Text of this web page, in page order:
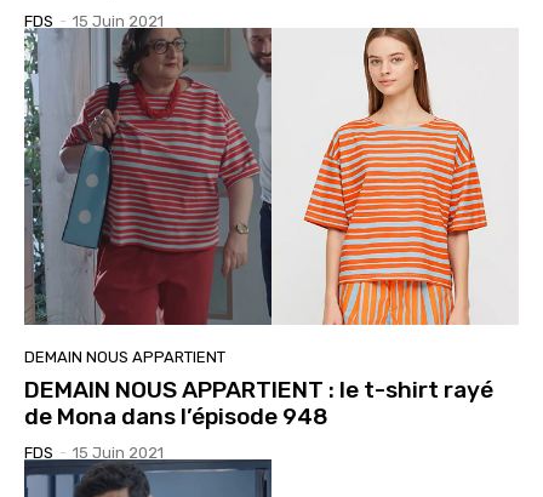
FDS - 15 Juin 2021
DEMAIN NOUS APPARTIENT
DEMAIN NOUS APPARTIENT : le t-shirt rayé
de Mona dans l’épisode 948
FDS - 15 Juin 2021